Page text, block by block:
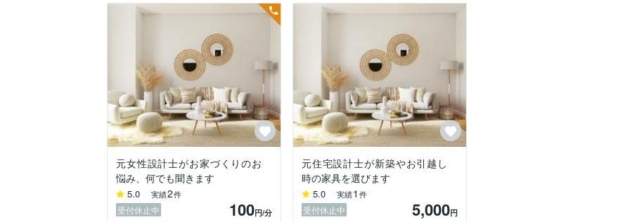
元女性設計士がお家づくりのお
悩み、何でも聞きます
5.0 実績2件
受付休止中 100円/分
元住宅設計士が新築やお引越し
時の家具を選びます
5.0 実績1 件
受付休止中 5,000円